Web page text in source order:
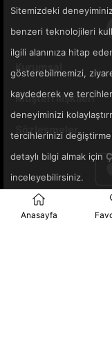
Kurumsal
Müşteri İlişkileri
Sözleşmeler
Sitemizdeki
benzeri teknolojileri
ilgili alanınıza hitap
gösterebilmemizi,
kaydederek ve
deneyiminizi
tercihlerinizi
detaylı bilgi almak için
inceleyebilirsiniz.
Anasayfa